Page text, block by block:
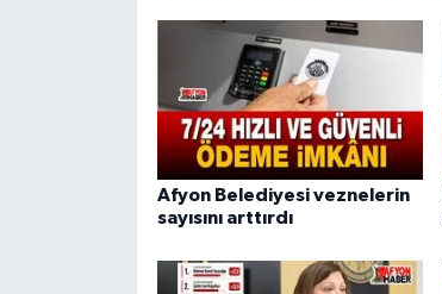
Afyon Belediyesi veznelerin
sayısını arttırdı